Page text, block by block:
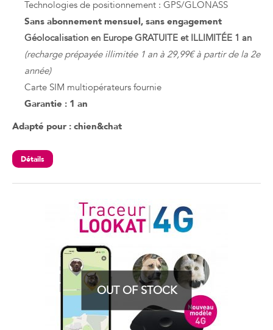
Technologies de positionnement : GPS/GLONASS
Sans abonnement mensuel, sans engagement
Géolocalisation en Europe GRATUITE et ILLIMITÉE 1 an
(recharge prépayée illimitée 1 an à 29,99€ à partir de la 2e
année)
Carte SIM multiopérateurs fournie
Garantie : 1 an
Adapté pour : chien&chat
Détails
OUT OF STOCK